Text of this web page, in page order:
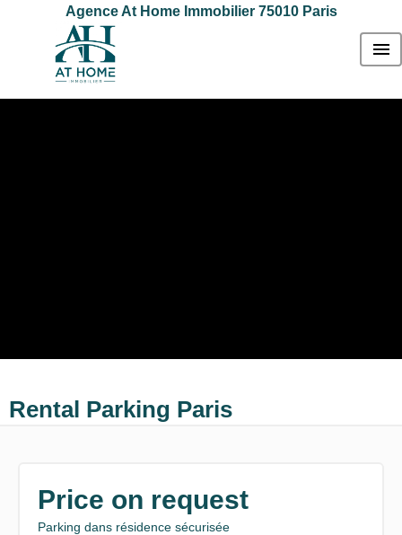
Agence At Home Immobilier 75010 Paris
Rental Parking Paris
Price on request
Parking dans résidence sécurisée